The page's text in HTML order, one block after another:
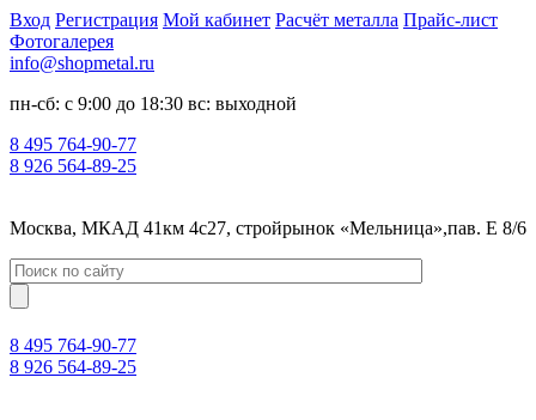
Вход Регистрация Мой кабинет Расчёт металла Прайс-лист
Фотогалерея
info@shopmetal.ru
пн-сб: с 9:00 до 18:30 вс: выходной
8 495 764-90-77
8 926 564-89-25
Москва, МКАД 41км 4с27, стройрынок «Мельница»,пав. Е 8/6
8 495 764-90-77
8 926 564-89-25